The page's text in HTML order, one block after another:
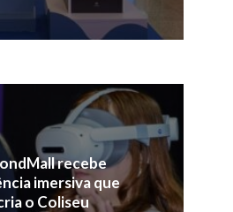
recebe
imersiva que
o Coliseu